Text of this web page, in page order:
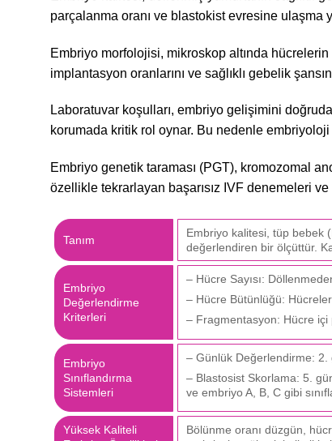
parçalanma oranı ve blastokist evresine ulaşma
Embriyo morfolojisi, mikroskop altında
implantasyon oranlarını ve sağlıklı gebelik şansını
Laboratuvar koşulları, embriyo gelişimini
korumada kritik rol oynar. Bu nedenle
Embriyo genetik taraması (PGT), kromozomal
özellikle tekrarlayan başarısız IVF denemeleri
Tanım
Embriyo kalitesi, tüp bebek
değerlendiren bir ölçüttür.
Embriyo
Değerlendirme
Kriterleri
– Hücre Sayısı:
– Hücre Bütünlüğü:
– Fragmentasyon: Hücre içi
Embriyo
Sınıflandırma
Sistemleri
– Günlük Değerlendirme:
– Blastosist Skorlama: 5.
ve embriyo A, B, C gibi
Yüksek Kaliteli
Bölünme oranı düzgün,